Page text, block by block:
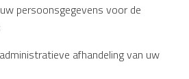
persoonsgegevens voor de
afhandeling van uw